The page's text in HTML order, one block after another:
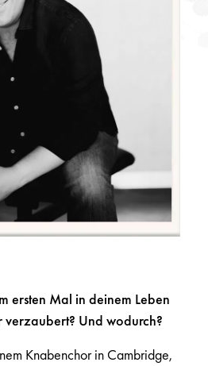
ersten Mal in deinem Leben
verzaubert? Und wodurch?
Knabenchor in Cambridge,